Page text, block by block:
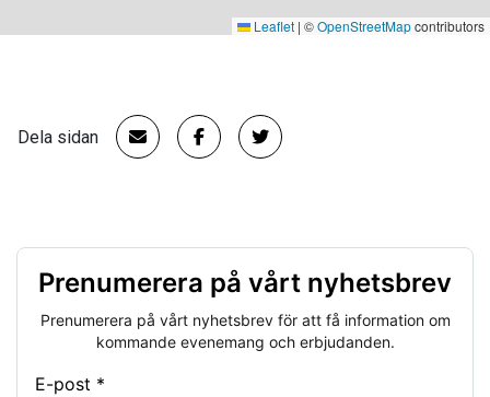
Leaflet | ©OpenStreetMapcontributors
Dela sidan
Prenumerera på vårt nyhetsbrev
Prenumerera på vårt nyhetsbrev för att få information om
kommande evenemang och erbjudanden.
E-post *